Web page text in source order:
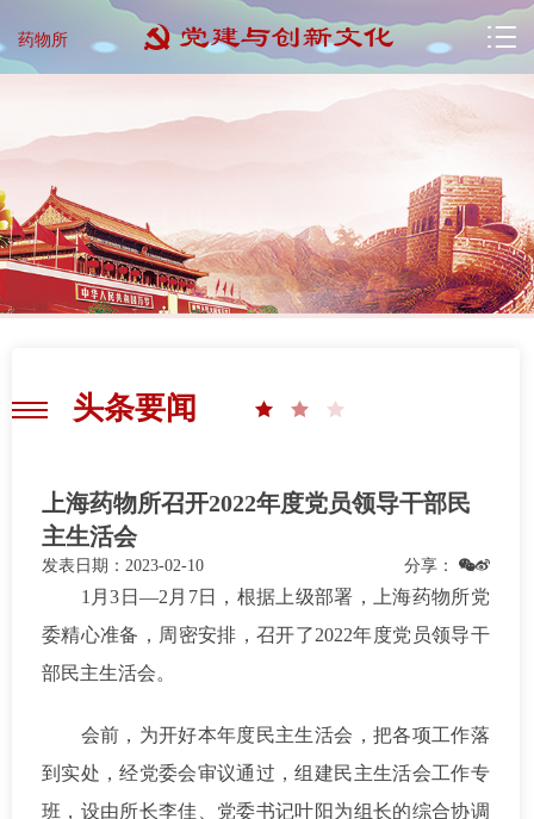
药物所
头条要闻
上海药物所召开2022年度党员领导干部民
主生活会
发表日期： 2023-02-10 分享：
1月3日—2月7日，根据上级部署，上海药物所党
委精心准备，周密安排，召开了2022年度党员领导干
部民主生活会。
会前，为开好本年度民主生活会，把各项工作落
到实处，经党委会审议通过，组建民主生活会工作专
班，设由所长李佳、党委书记叶阳为组长的综合协调